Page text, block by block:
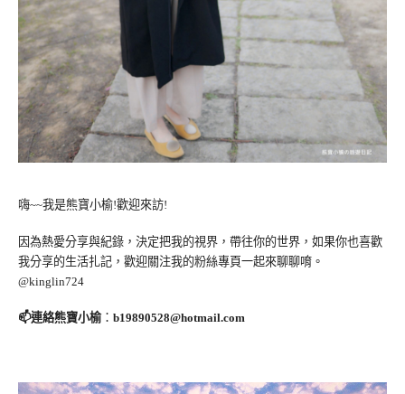
嗨~~我是熊寶小榆!歡迎來訪!
因為熱愛分享與紀錄，決定把我的視界，帶往你的世界，如果你也喜歡
我分享的生活扎記，歡迎關注我的粉絲專頁一起來聊聊唷。
@kinglin724
📫連絡熊寶小榆： b19890528@hotmail.com